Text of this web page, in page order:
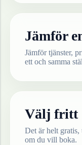
Jämför
Jämför tjänster,
ett och samma
Välj fritt
Det är helt
om du vill boka.